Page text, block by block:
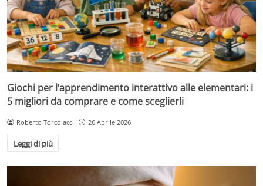
Giochi per l’apprendimento interattivo alle elementari: i
5 migliori da comprare e come sceglierli
Roberto Torcolacci 26 Aprile 2026
Leggi di più